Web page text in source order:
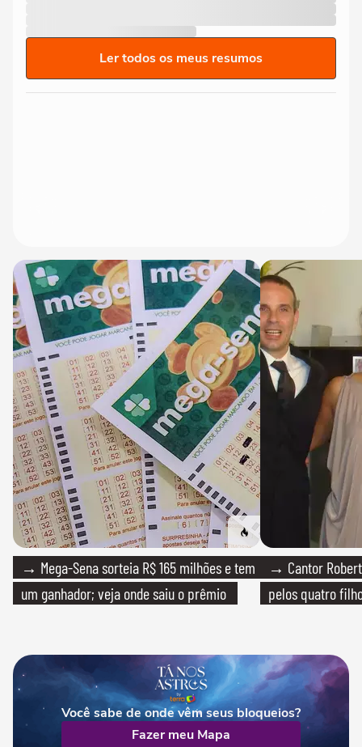
Ler todos os meus resumos
→ Mega-Sena sorteia R$ 165 milhões e tem
um ganhador; veja onde saiu o prêmio
→ Cantor
pelos quatro
Você sabe de onde vêm seus bloqueios?
Fazer meu Mapa